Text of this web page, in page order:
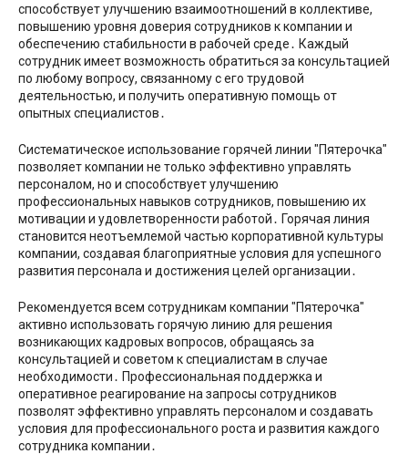
способствует улучшению взаимоотношений в коллективе,
повышению уровня доверия сотрудников к компании и
обеспечению стабильности в рабочей среде․ Каждый
сотрудник имеет возможность обратиться за консультацией
по любому вопросу, связанному с его трудовой
деятельностью, и получить оперативную помощь от
опытных специалистов․
Систематическое использование горячей линии ″Пятерочка″
позволяет компании не только эффективно управлять
персоналом, но и способствует улучшению
профессиональных навыков сотрудников, повышению их
мотивации и удовлетворенности работой․ Горячая линия
становится неотъемлемой частью корпоративной культуры
компании, создавая благоприятные условия для успешного
развития персонала и достижения целей организации․
Рекомендуется всем сотрудникам компании ″Пятерочка″
активно использовать горячую линию для решения
возникающих кадровых вопросов, обращаясь за
консультацией и советом к специалистам в случае
необходимости․ Профессиональная поддержка и
оперативное реагирование на запросы сотрудников
позволят эффективно управлять персоналом и создавать
условия для профессионального роста и развития каждого
сотрудника компании․